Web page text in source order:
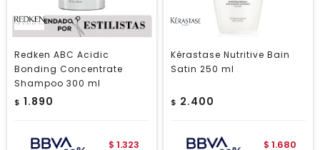
Redken ABC Acidic
Bonding Concentrate
Shampoo 300 ml
$ 1.890
$ 1.323
Kérastase Nutritive Bain
Satin 250 ml
$ 2.400
$ 1.680